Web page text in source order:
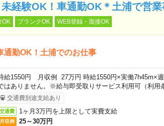
経験OK！車通勤OK＊土浦で営業
OK ブランクOK WEB登録・面接OK
通勤OK！土浦でのお仕事
給1550円 月収例 27万円 時給1550円×実働7h45m×
はありません。※給与即受取りサービス利用可（利用
交通費別途支給あり
交通費 1ヶ月3万円を上限として実費支給
月収例 25～30万円